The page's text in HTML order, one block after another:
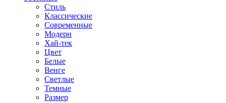
Стиль
Классические
Современные
Модерн
Хай-тек
Цвет
Белые
Венге
Светлые
Темные
Размер